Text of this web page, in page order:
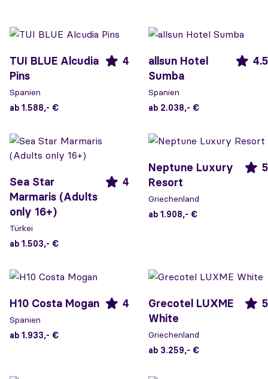
TUI BLUE Alcudia
Pins
4
Spanien
ab 1.588,- €
allsun Hotel
Sumba
4.5
Spanien
ab 2.038,- €
Sea Star
Marmaris (Adults
only 16+)
4
Türkei
ab 1.503,- €
Neptune Luxury
Resort
5
Griechenland
ab 1.908,- €
H10 Costa Mogan 4
Spanien
ab 1.933,- €
Grecotel LUXME
White
5
Griechenland
ab 3.259,- €